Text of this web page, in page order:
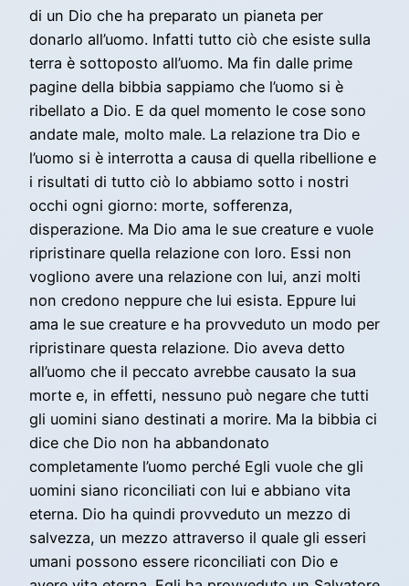
di un Dio che ha preparato un pianeta per
donarlo all’uomo. Infatti tutto ciò che esiste sulla
terra è sottoposto all’uomo. Ma fin dalle prime
pagine della bibbia sappiamo che l’uomo si è
ribellato a Dio. E da quel momento le cose sono
andate male, molto male. La relazione tra Dio e
l’uomo si è interrotta a causa di quella ribellione e
i risultati di tutto ciò lo abbiamo sotto i nostri
occhi ogni giorno: morte, sofferenza,
disperazione. Ma Dio ama le sue creature e vuole
ripristinare quella relazione con loro. Essi non
vogliono avere una relazione con lui, anzi molti
non credono neppure che lui esista. Eppure lui
ama le sue creature e ha provveduto un modo per
ripristinare questa relazione. Dio aveva detto
all’uomo che il peccato avrebbe causato la sua
morte e, in effetti, nessuno può negare che tutti
gli uomini siano destinati a morire. Ma la bibbia ci
dice che Dio non ha abbandonato
completamente l’uomo perché Egli vuole che gli
uomini siano riconciliati con lui e abbiano vita
eterna. Dio ha quindi provveduto un mezzo di
salvezza, un mezzo attraverso il quale gli esseri
umani possono essere riconciliati con Dio e